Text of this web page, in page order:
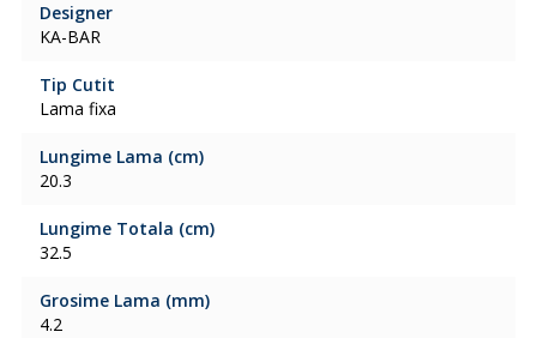
Designer
KA-BAR
Tip Cutit
Lama fixa
Lungime Lama (cm)
20.3
Lungime Totala (cm)
32.5
Grosime Lama (mm)
4.2